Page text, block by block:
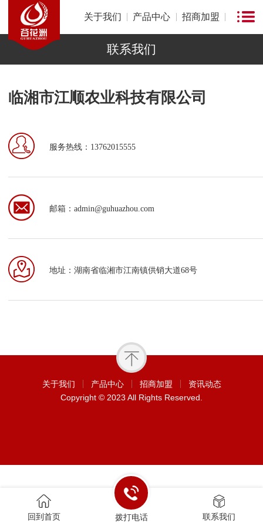
关于我们 产品中心 招商加盟
联系我们
临湘市江顺农业科技有限公司
服务热线：13762015555
邮箱：admin@guhuazhou.com
地址：湖南省临湘市江南镇供销大道68号
关于我们 产品中心 招商加盟
资讯动态
Copyright © 2023 All Rights Reserved.
回到首页 拨打电话 联系我们